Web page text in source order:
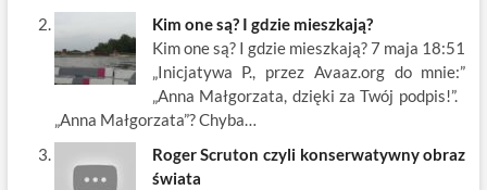
Kim one są? I gdzie mieszkają?
Kim one są? I gdzie mieszkają? 7 maja 18:51
„Inicjatywa P., przez Avaaz.org do mnie:”
„Anna Małgorzata, dzięki za Twój podpis!”.
„Anna Małgorzata”? Chyba…
Roger Scruton czyli konserwatywny obraz
świata